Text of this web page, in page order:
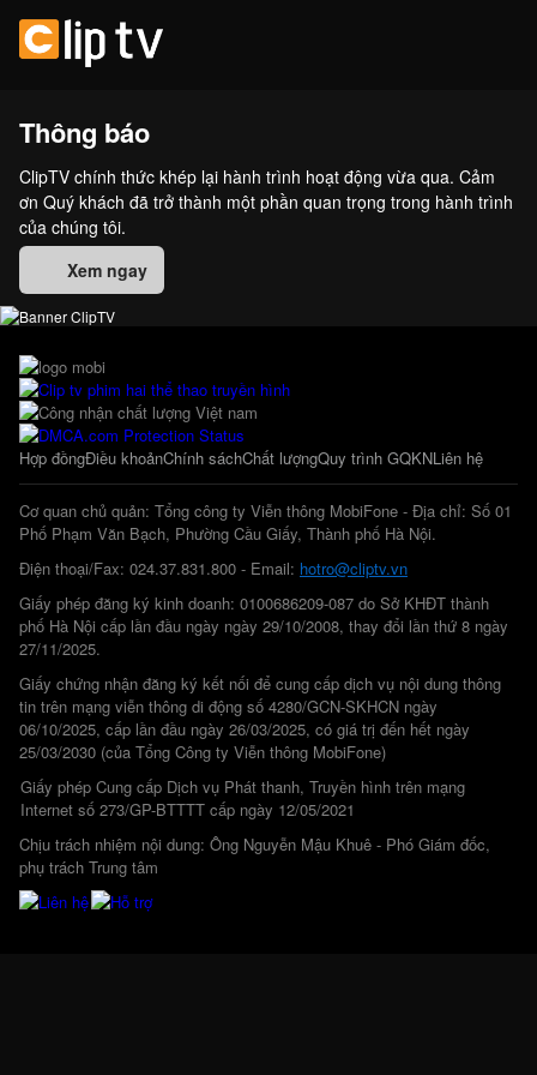
Thông báo
ClipTV chính thức khép lại hành trình hoạt động vừa qua. Cảm
ơn Quý khách đã trở thành một phần quan trọng trong hành trình
của chúng tôi.
Xem ngay
Hợp đồngĐiều khoảnChính sáchChất lượngQuy trình GQKNLiên hệ
Cơ quan chủ quản: Tổng công ty Viễn thông MobiFone - Địa chỉ: Số 01
Phố Phạm Văn Bạch, Phường Cầu Giấy, Thành phố Hà Nội.
Điện thoại/Fax: 024.37.831.800 - Email: hotro@cliptv.vn
Giấy phép đăng ký kinh doanh: 0100686209-087 do Sở KHĐT thành
phố Hà Nội cấp lần đầu ngày ngày 29/10/2008, thay đổi lần thứ 8 ngày
27/11/2025.
Giấy chứng nhận đăng ký kết nối để cung cấp dịch vụ nội dung thông
tin trên mạng viễn thông di động số 4280/GCN-SKHCN ngày
06/10/2025, cấp lần đầu ngày 26/03/2025, có giá trị đến hết ngày
25/03/2030 (của Tổng Công ty Viễn thông MobiFone)
Giấy phép Cung cấp Dịch vụ Phát thanh, Truyền hình trên mạng
Internet số 273/GP-BTTTT cấp ngày 12/05/2021
Chịu trách nhiệm nội dung: Ông Nguyễn Mậu Khuê - Phó Giám đốc,
phụ trách Trung tâm